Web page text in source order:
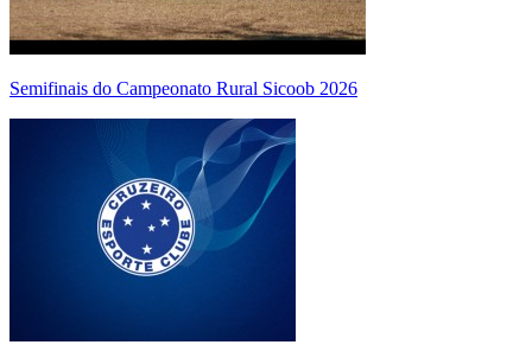
Semifinais do Campeonato Rural Sicoob 2026